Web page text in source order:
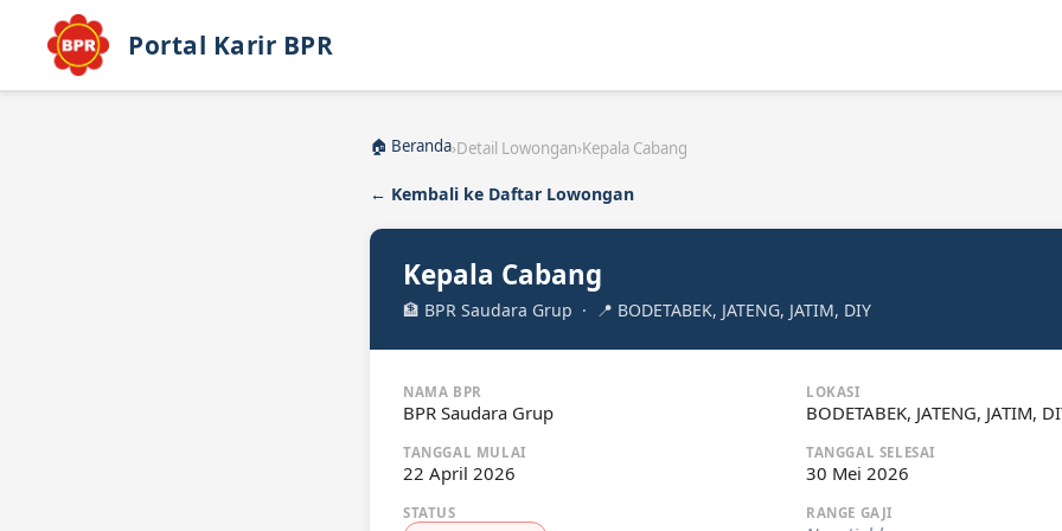
Portal Karir BPR
🏠 Beranda›Detail Lowongan›Kepala Cabang
← Kembali ke Daftar Lowongan
Kepala Cabang
🏦 BPR Saudara Grup · 📍 BODETABEK, JATENG, JATIM, DIY
NAMA BPR
BPR Saudara Grup
LOKASI
BODETABEK, JATENG, JATIM,
TANGGAL MULAI
22 April 2026
TANGGAL SELESAI
30 Mei 2026
STATUS RANGE GAJI